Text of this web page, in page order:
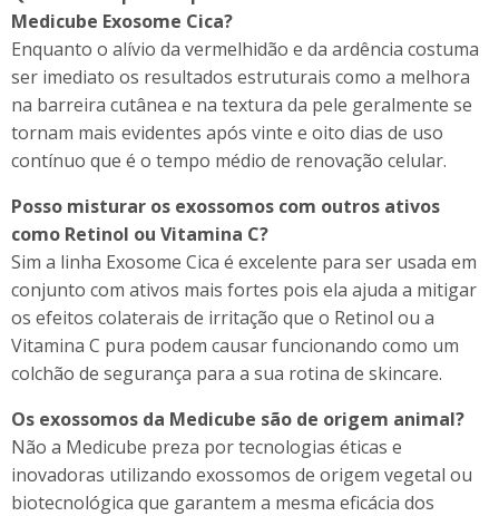
Medicube Exosome Cica?
Enquanto o alívio da vermelhidão e da ardência costuma
ser imediato os resultados estruturais como a melhora
na barreira cutânea e na textura da pele geralmente se
tornam mais evidentes após vinte e oito dias de uso
contínuo que é o tempo médio de renovação celular.
Posso misturar os exossomos com outros ativos
como Retinol ou Vitamina C?
Sim a linha Exosome Cica é excelente para ser usada em
conjunto com ativos mais fortes pois ela ajuda a mitigar
os efeitos colaterais de irritação que o Retinol ou a
Vitamina C pura podem causar funcionando como um
colchão de segurança para a sua rotina de skincare.
Os exossomos da Medicube são de origem animal?
Não a Medicube preza por tecnologias éticas e
inovadoras utilizando exossomos de origem vegetal ou
biotecnológica que garantem a mesma eficácia dos